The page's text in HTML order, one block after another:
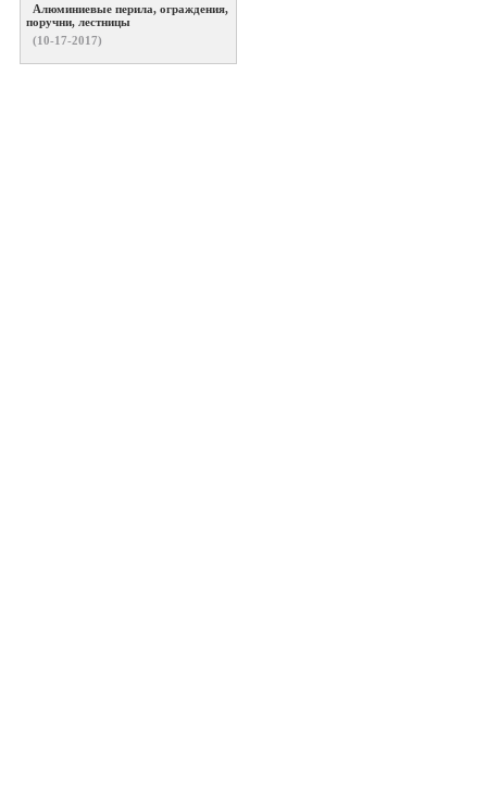
Алюминиевые перила, ограждения,
поручни, лестницы
(10-17-2017)